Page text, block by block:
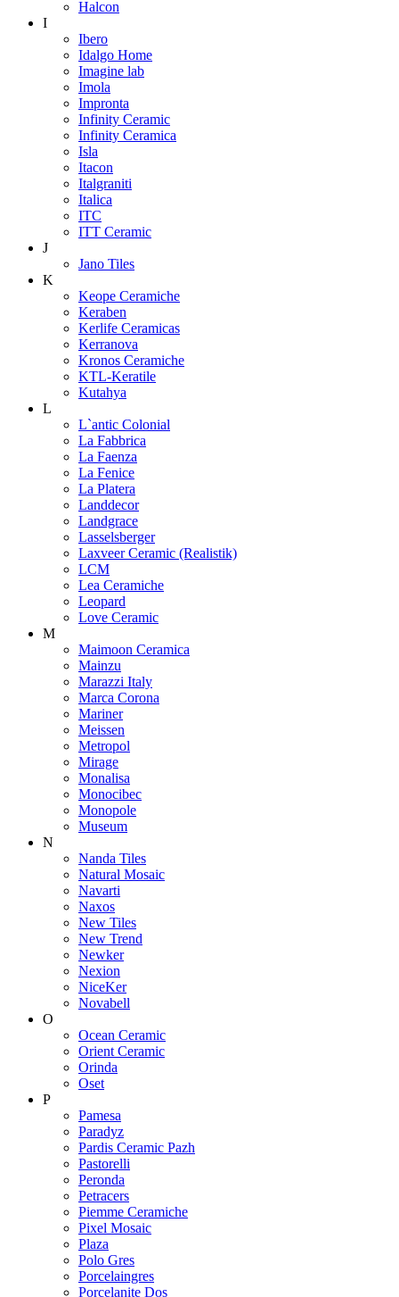
Halcon
I
Ibero
Idalgo Home
Imagine lab
Imola
Impronta
Infinity Ceramic
Infinity Ceramica
Isla
Itacon
Italgraniti
Italica
ITC
ITT Ceramic
J
Jano Tiles
K
Keope Ceramiche
Keraben
Kerlife Ceramicas
Kerranova
Kronos Ceramiche
KTL-Keratile
Kutahya
L
L`antic Colonial
La Fabbrica
La Faenza
La Fenice
La Platera
Landdecor
Landgrace
Lasselsberger
Laxveer Ceramic (Realistik)
LCM
Lea Ceramiche
Leopard
Love Ceramic
M
Maimoon Ceramica
Mainzu
Marazzi Italy
Marca Corona
Mariner
Meissen
Metropol
Mirage
Monalisa
Monocibec
Monopole
Museum
N
Nanda Tiles
Natural Mosaic
Navarti
Naxos
New Tiles
New Trend
Newker
Nexion
NiceKer
Novabell
O
Ocean Ceramic
Orient Ceramic
Orinda
Oset
P
Pamesa
Paradyz
Pardis Ceramic Pazh
Pastorelli
Peronda
Petracers
Piemme Ceramiche
Pixel Mosaic
Plaza
Polo Gres
Porcelaingres
Porcelanite Dos